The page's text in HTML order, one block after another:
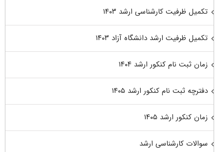
تکمیل ظرفیت کارشناسی ارشد ۱۴۰۳
تکمیل ظرفیت ارشد دانشگاه آزاد ۱۴۰۳
زمان ثبت نام کنکور ارشد ۱۴۰۴
دفترچه ثبت نام کنکور ارشد ۱۴۰۵
زمان کنکور ارشد ۱۴۰۵
سوالات کارشناسی ارشد